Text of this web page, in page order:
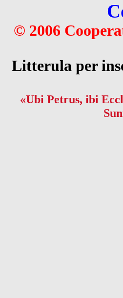
© 2006
Litterula per
«Ubi Petrus, ibi